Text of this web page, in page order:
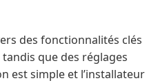
des fonctionnalités clés
que des réglages
est simple et l’installateur